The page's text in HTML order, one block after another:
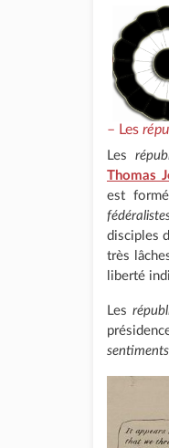
– Les
Les
Thomas
est
disciples
très
liberté
Les
sentiments